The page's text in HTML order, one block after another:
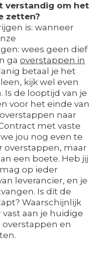
verstandig om het
zetten?
is: wanneer
wees geen dief
ga overstappen in
betaal je het
kijk wel even
Is de looptijd van je
voor het einde van
naar
met vaste
jou nog even te
overstappen, maar
een boete. Heb jij
op ieder
leverancier, en je
Is dit de
Waarschijnlijk
aan je huidige
en